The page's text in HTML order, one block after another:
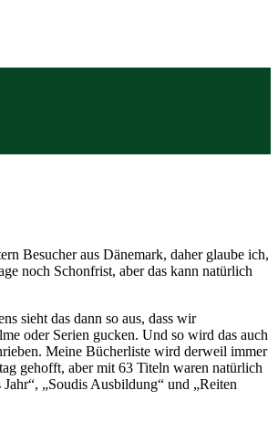
Besucher aus Dänemark, daher glaube ich,
noch Schonfrist, aber das kann natürlich
sieht das dann so aus, dass wir
oder Serien gucken. Und so wird das auch
Meine Bücherliste wird derweil immer
gehofft, aber mit 63 Titeln waren natürlich
„Soudis Ausbildung“ und „Reiten